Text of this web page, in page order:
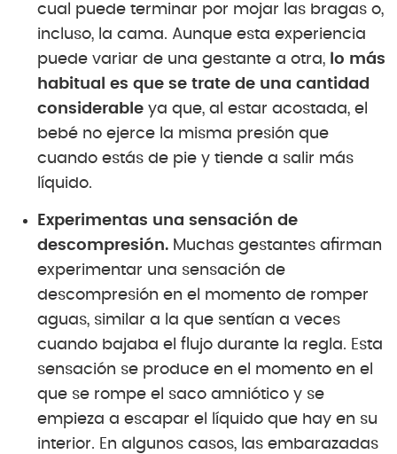
cual puede terminar por mojar las bragas o,
incluso, la cama. Aunque esta experiencia
puede variar de una gestante a otra, lo más
habitual es que se trate de una cantidad
considerable ya que, al estar acostada, el
bebé no ejerce la misma presión que
cuando estás de pie y tiende a salir más
líquido.
Experimentas una sensación de
descompresión. Muchas gestantes afirman
experimentar una sensación de
descompresión en el momento de romper
aguas, similar a la que sentían a veces
cuando bajaba el flujo durante la regla. Esta
sensación se produce en el momento en el
que se rompe el saco amniótico y se
empieza a escapar el líquido que hay en su
interior. En algunos casos, las embarazadas